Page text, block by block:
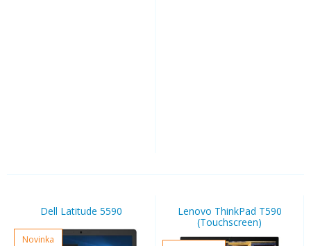
Dell Latitude 5590
Novinka
Lenovo ThinkPad T590
(Touchscreen)